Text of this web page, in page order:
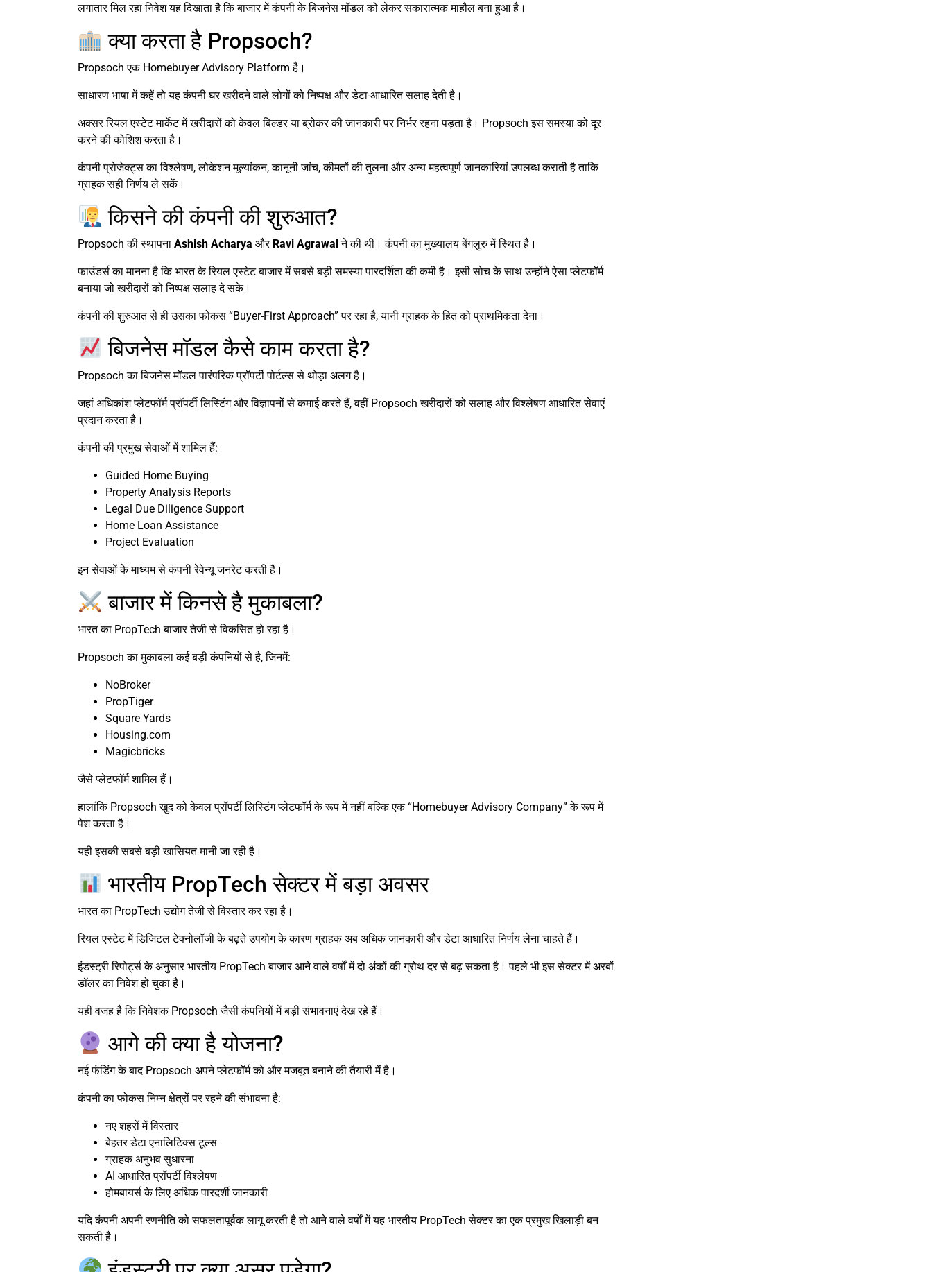
लगातार मिल रहा निवेश यह दिखाता है कि बाजार में कंपनी के बिजनेस मॉडल को लेकर सकारात्मक माहौल बना हुआ है।
क्या करता है Propsoch?
Propsoch एक Homebuyer Advisory Platform है।
साधारण भाषा में कहें तो यह कंपनी घर खरीदने वाले लोगों को निष्पक्ष और डेटा-आधारित सलाह देती है।
अक्सर रियल एस्टेट मार्केट में खरीदारों को केवल बिल्डर या ब्रोकर की जानकारी पर निर्भर रहना पड़ता है। Propsoch इस समस्या को दूर
करने की कोशिश करता है।
कंपनी प्रोजेक्ट्स का विश्लेषण, लोकेशन मूल्यांकन, कानूनी जांच, कीमतों की तुलना और अन्य महत्वपूर्ण जानकारियां उपलब्ध कराती है ताकि
ग्राहक सही निर्णय ले सकें।
किसने की कंपनी की शुरुआत?
Propsoch की स्थापना Ashish Acharya और Ravi Agrawal ने की थी। कंपनी का मुख्यालय बेंगलुरु में स्थित है।
फाउंडर्स का मानना है कि भारत के रियल एस्टेट बाजार में सबसे बड़ी समस्या पारदर्शिता की कमी है। इसी सोच के साथ उन्होंने ऐसा प्लेटफॉर्म
बनाया जो खरीदारों को निष्पक्ष सलाह दे सके।
कंपनी की शुरुआत से ही उसका फोकस “Buyer-First Approach” पर रहा है, यानी ग्राहक के हित को प्राथमिकता देना।
बिजनेस मॉडल कैसे काम करता है?
Propsoch का बिजनेस मॉडल पारंपरिक प्रॉपर्टी पोर्टल्स से थोड़ा अलग है।
जहां अधिकांश प्लेटफॉर्म प्रॉपर्टी लिस्टिंग और विज्ञापनों से कमाई करते हैं, वहीं Propsoch खरीदारों को सलाह और विश्लेषण आधारित सेवाएं
प्रदान करता है।
कंपनी की प्रमुख सेवाओं में शामिल हैं:
Guided Home Buying
Property Analysis Reports
Legal Due Diligence Support
Home Loan Assistance
Project Evaluation
इन सेवाओं के माध्यम से कंपनी रेवेन्यू जनरेट करती है।
बाजार में किनसे है मुकाबला?
भारत का PropTech बाजार तेजी से विकसित हो रहा है।
Propsoch का मुकाबला कई बड़ी कंपनियों से है, जिनमें:
NoBroker
PropTiger
Square Yards
Housing.com
Magicbricks
जैसे प्लेटफॉर्म शामिल हैं।
हालांकि Propsoch खुद को केवल प्रॉपर्टी लिस्टिंग प्लेटफॉर्म के रूप में नहीं बल्कि एक “Homebuyer Advisory Company” के रूप में
पेश करता है।
यही इसकी सबसे बड़ी खासियत मानी जा रही है।
भारतीय PropTech सेक्टर में बड़ा अवसर
भारत का PropTech उद्योग तेजी से विस्तार कर रहा है।
रियल एस्टेट में डिजिटल टेक्नोलॉजी के बढ़ते उपयोग के कारण ग्राहक अब अधिक जानकारी और डेटा आधारित निर्णय लेना चाहते हैं।
इंडस्ट्री रिपोर्ट्स के अनुसार भारतीय PropTech बाजार आने वाले वर्षों में दो अंकों की ग्रोथ दर से बढ़ सकता है। पहले भी इस सेक्टर में अरबों
डॉलर का निवेश हो चुका है।
यही वजह है कि निवेशक Propsoch जैसी कंपनियों में बड़ी संभावनाएं देख रहे हैं।
आगे की क्या है योजना?
नई फंडिंग के बाद Propsoch अपने प्लेटफॉर्म को और मजबूत बनाने की तैयारी में है।
कंपनी का फोकस निम्न क्षेत्रों पर रहने की संभावना है:
नए शहरों में विस्तार
बेहतर डेटा एनालिटिक्स टूल्स
ग्राहक अनुभव सुधारना
AI आधारित प्रॉपर्टी विश्लेषण
होमबायर्स के लिए अधिक पारदर्शी जानकारी
यदि कंपनी अपनी रणनीति को सफलतापूर्वक लागू करती है तो आने वाले वर्षों में यह भारतीय PropTech सेक्टर का एक प्रमुख खिलाड़ी बन
सकती है।